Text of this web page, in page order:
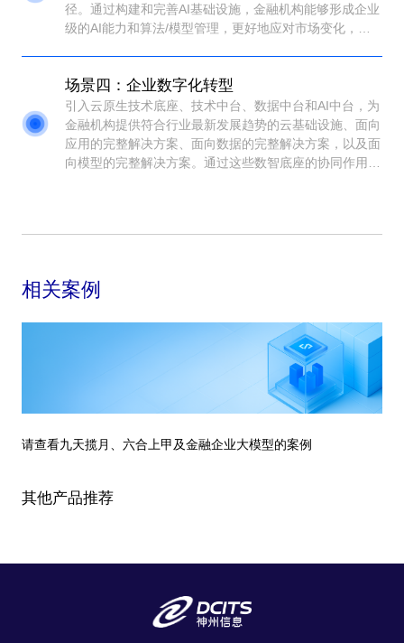
径。通过构建和完善AI基础设施，金融机构能够形成企业
级的AI能力和算法/模型管理，更好地应对市场变化，提
场景四：企业数字化转型
引入云原生技术底座、技术中台、数据中台和AI中台，为
金融机构提供符合行业最新发展趋势的云基础设施、面向
应用的完整解决方案、面向数据的完整解决方案，以及面
向模型的完整解决方案。通过这些数智底座的协同作用，
相关案例
请查看九天揽月、六合上甲及金融企业大模型的案例
其他产品推荐